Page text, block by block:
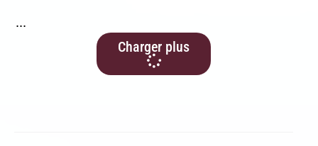
...
Charger plus